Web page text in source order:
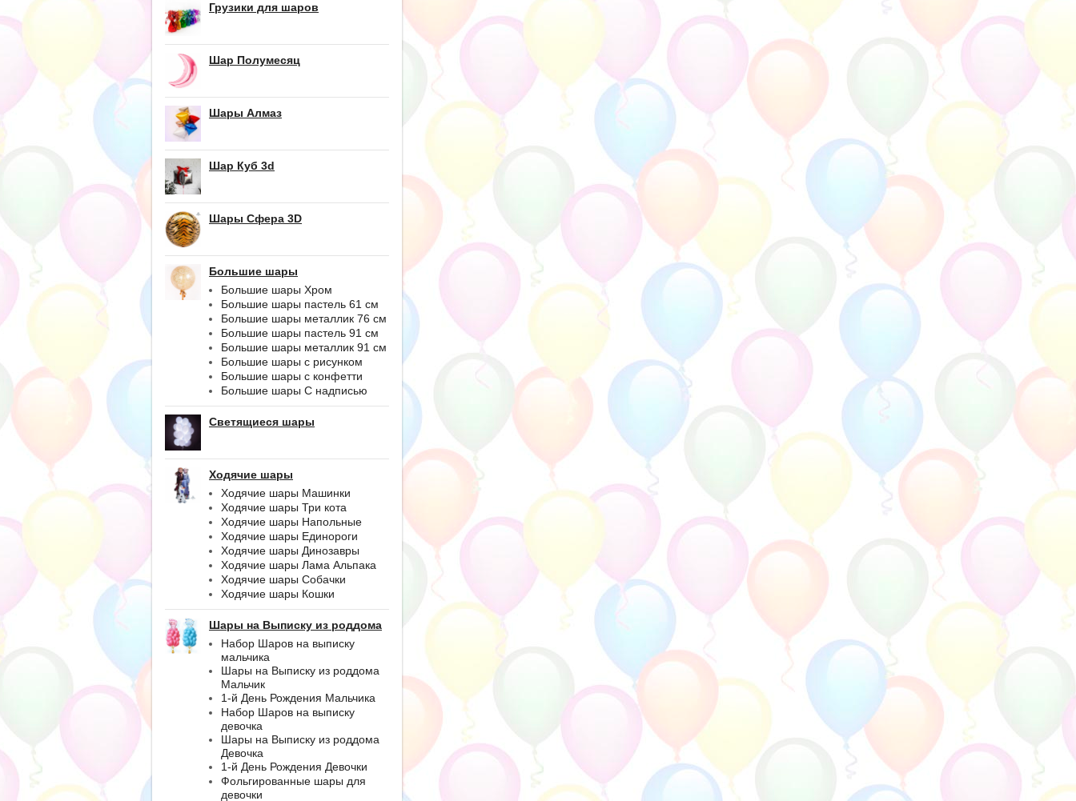
Грузики для шаров
Шар Полумесяц
Шары Алмаз
Шар Куб 3d
Шары Сфера 3D
Большие шары
Большие шары Хром
Большие шары пастель 61 см
Большие шары металлик 76 см
Большие шары пастель 91 см
Большие шары металлик 91 см
Большие шары с рисунком
Большие шары с конфетти
Большие шары С надписью
Светящиеся шары
Ходячие шары
Ходячие шары Машинки
Ходячие шары Три кота
Ходячие шары Напольные
Ходячие шары Единороги
Ходячие шары Динозавры
Ходячие шары Лама Альпака
Ходячие шары Собачки
Ходячие шары Кошки
Шары на Выписку из роддома
Набор Шаров на выписку
мальчика
Шары на Выписку из роддома
Мальчик
1-й День Рождения Мальчика
Набор Шаров на выписку
девочка
Шары на Выписку из роддома
Девочка
1-й День Рождения Девочки
Фольгированные шары для
девочки